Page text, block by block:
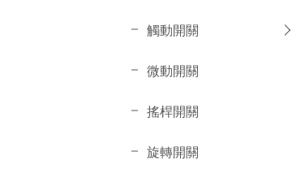
觸動開關
微動開關
搖桿開關
旋轉開關